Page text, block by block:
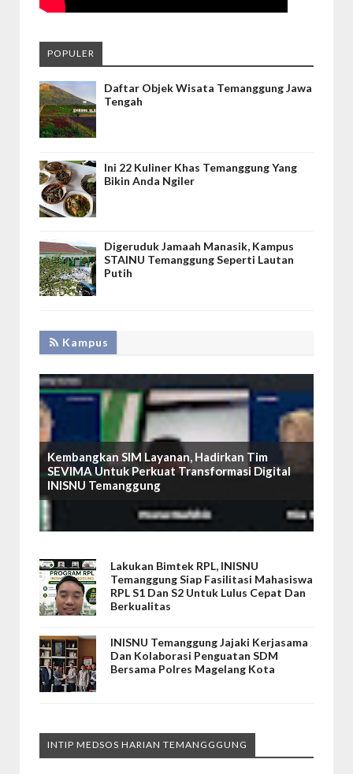
POPULER
Daftar Objek Wisata Temanggung Jawa
Tengah
Ini 22 Kuliner Khas Temanggung Yang
Bikin Anda Ngiler
Digeruduk Jamaah Manasik, Kampus
STAINU Temanggung Seperti Lautan
Putih
Kampus
Kembangkan SIM Layanan, Hadirkan Tim
SEVIMA Untuk Perkuat Transformasi Digital
INISNU Temanggung
Lakukan Bimtek RPL, INISNU
Temanggung Siap Fasilitasi Mahasiswa
RPL S1 Dan S2 Untuk Lulus Cepat Dan
Berkualitas
INISNU Temanggung Jajaki Kerjasama
Dan Kolaborasi Penguatan SDM
Bersama Polres Magelang Kota
INTIP MEDSOS HARIAN TEMANGGGUNG